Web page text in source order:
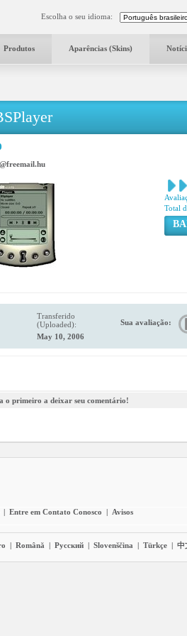
Escolha o seu idioma:
Produtos Aparências (Skins)
Total
Transferido
(Uploaded):
May 10, 2006
Sua avaliação:
o primeiro a deixar seu comentário!
| Entre em Contato Conosco | Avisos
| Română | Pyccĸий | Slovenščina | Türkçe | 中